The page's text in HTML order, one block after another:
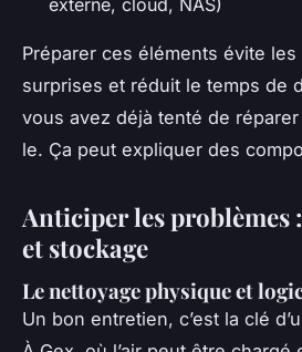
externe, cloud, NAS)
Préparer ces éléments évite les
surprises et réduit le temps de
vous avez déjà tenté de
le. Ça peut expliquer des
Anticiper les problèmes
et stockage
Le nettoyage physique et
Un bon entretien, c’est la clé